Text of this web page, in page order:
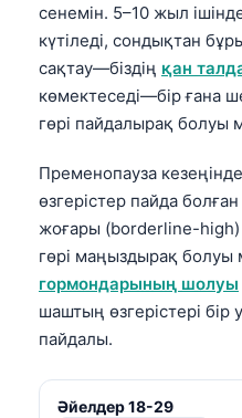
сенемін. 5–10 жыл
күтіледі, сондықтан
сақтау—біздің қан
көмектеседі—бір ғана
гөрі пайдалырақ болуы
Пременопауза
өзгерістер пайда
жоғары (borderline-
гөрі маңыздырақ болуы
гормондарының шолуы
шаштың өзгерістері бір
пайдалы.
Әйелдер 18-29